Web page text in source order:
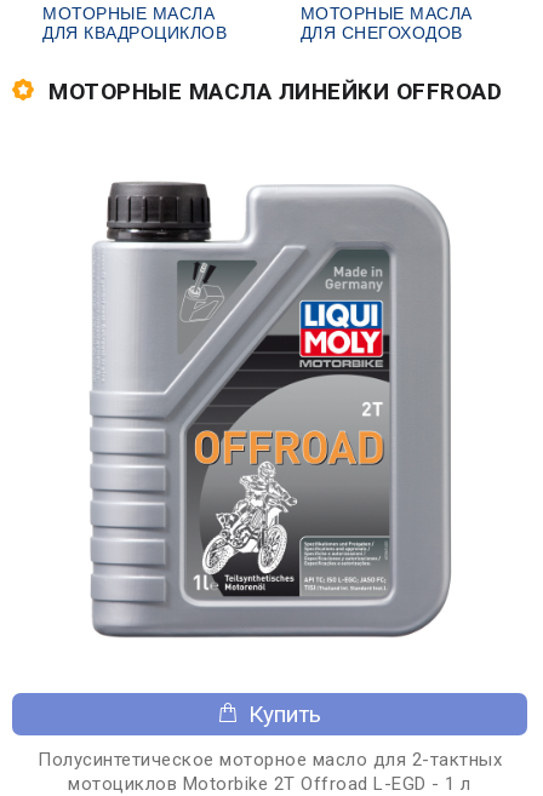
МОТОРНЫЕ МАСЛА
ДЛЯ КВАДРОЦИКЛОВ
МОТОРНЫЕ МАСЛА
ДЛЯ СНЕГОХОДОВ
МОТОРНЫЕ МАСЛА ЛИНЕЙКИ OFFROAD
Купить
Полусинтетическое моторное масло для 2-тактных
мотоциклов Motorbike 2T Offroad L-EGD - 1 л